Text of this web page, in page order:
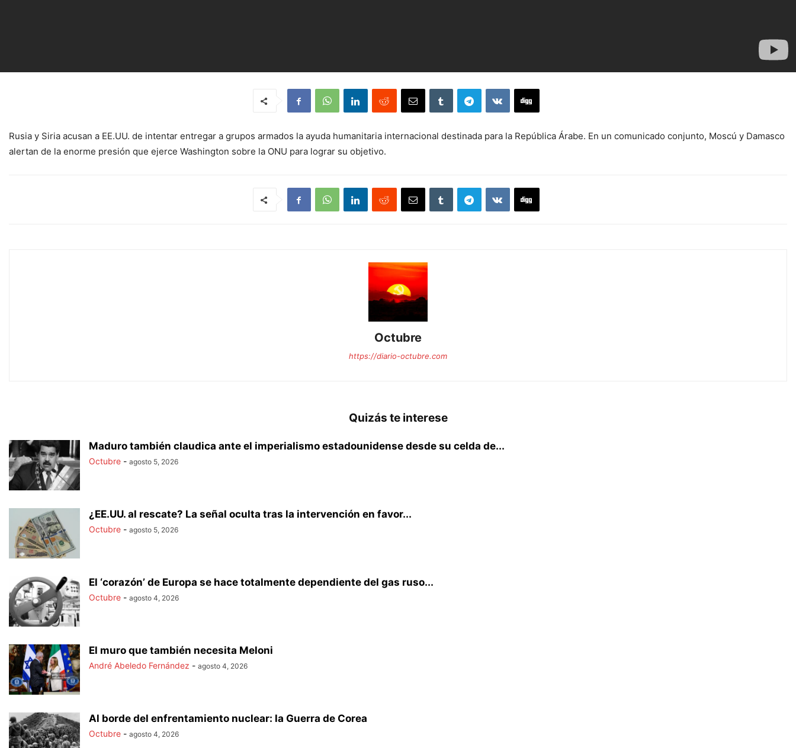
Rusia y Siria acusan a EE.UU. de intentar entregar a grupos armados la ayuda humanitaria internacional destinada para la República Árabe. En un comunicado conjunto, Moscú y Damasco
alertan de la enorme presión que ejerce Washington sobre la ONU para lograr su objetivo.
Octubre
https://diario-octubre.com
Quizás te interese
Maduro también claudica ante el imperialismo estadounidense desde su celda de...
Octubre - agosto 5, 2026
¿EE.UU. al rescate? La señal oculta tras la intervención en favor...
Octubre - agosto 5, 2026
El ‘corazón’ de Europa se hace totalmente dependiente del gas ruso...
Octubre - agosto 4, 2026
El muro que también necesita Meloni
André Abeledo Fernández - agosto 4, 2026
Al borde del enfrentamiento nuclear: la Guerra de Corea
Octubre - agosto 4, 2026